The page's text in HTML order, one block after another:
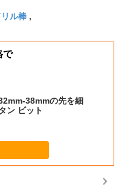
ル棒 ,
で
38mmの先を細
ン ビット